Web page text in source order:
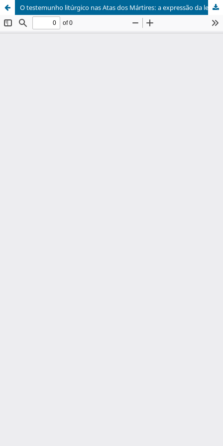
O testemunho litúrgico nas Atas dos Mártires: a expressão da lex orandi da Igreja primitiva